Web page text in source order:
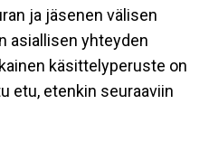
ja jäsenen välisen
asiallisen yhteyden
käsittelyperuste on
etu, etenkin seuraaviin